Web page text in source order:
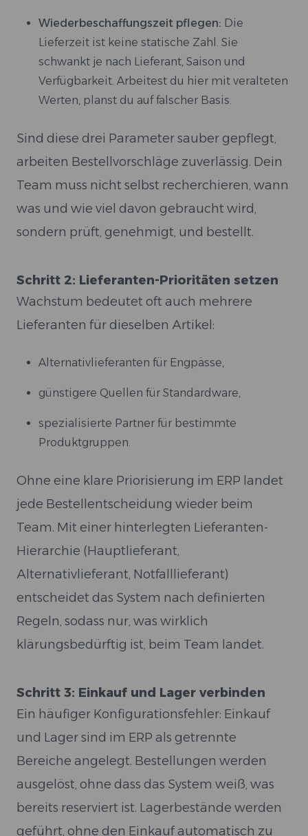
Wiederbeschaffungszeit pflegen: Die
Lieferzeit ist keine statische Zahl. Sie
schwankt je nach Lieferant, Saison und
Verfügbarkeit. Arbeitest du hier mit veralteten
Werten, planst du auf falscher Basis.
Sind diese drei Parameter sauber gepflegt,
arbeiten Bestellvorschläge zuverlässig. Dein
Team muss nicht selbst recherchieren, wann
was und wie viel davon gebraucht wird,
sondern prüft, genehmigt, und bestellt.
Schritt 2: Lieferanten-Prioritäten setzen
Wachstum bedeutet oft auch mehrere
Lieferanten für dieselben Artikel:
Alternativlieferanten für Engpässe,
günstigere Quellen für Standardware,
spezialisierte Partner für bestimmte
Produktgruppen.
Ohne eine klare Priorisierung im ERP landet
jede Bestellentscheidung wieder beim
Team. Mit einer hinterlegten Lieferanten-
Hierarchie (Hauptlieferant,
Alternativlieferant, Notfalllieferant)
entscheidet das System nach definierten
Regeln, sodass nur, was wirklich
klärungsbedürftig ist, beim Team landet.
Schritt 3: Einkauf und Lager verbinden
Ein häufiger Konfigurationsfehler: Einkauf
und Lager sind im ERP als getrennte
Bereiche angelegt. Bestellungen werden
ausgelöst, ohne dass das System weiß, was
bereits reserviert ist. Lagerbestände werden
geführt, ohne den Einkauf automatisch zu